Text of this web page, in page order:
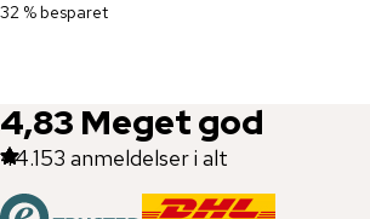
32 % besparet
4,83 Meget god
44.153 anmeldelser i alt